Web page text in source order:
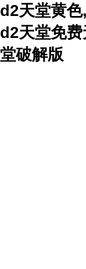
d2天堂黄
d2天堂免
堂破解版